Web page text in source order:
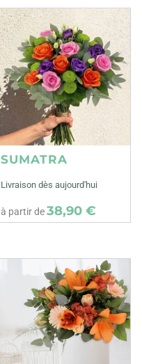
SUMATRA
Livraison dès aujourd'hui
à partir de38,90 €